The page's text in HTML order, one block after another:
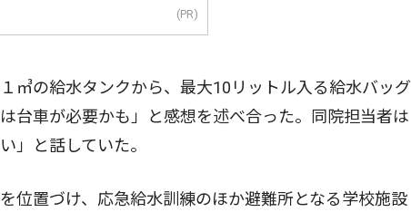
(PR)
㎥の給水タンクから、最大10リットル入る給水バッグ
台車が必要かも」と感想を述べ合った。同院担当者は
」と話していた。
置づけ、応急給水訓練のほか避難所となる学校施設